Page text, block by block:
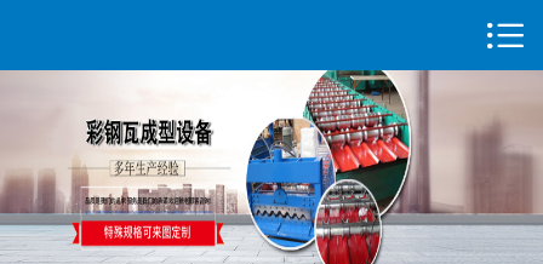
关于我们
产品展示
公司动态
